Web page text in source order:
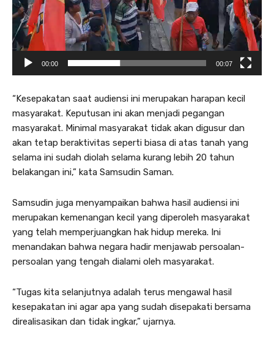
00:00 00:07
“Kesepakatan saat audiensi ini merupakan harapan kecil
masyarakat. Keputusan ini akan menjadi pegangan
masyarakat. Minimal masyarakat tidak akan digusur dan
akan tetap beraktivitas seperti biasa di atas tanah yang
selama ini sudah diolah selama kurang lebih 20 tahun
belakangan ini,” kata Samsudin Saman.
Samsudin juga menyampaikan bahwa hasil audiensi ini
merupakan kemenangan kecil yang diperoleh masyarakat
yang telah memperjuangkan hak hidup mereka. Ini
menandakan bahwa negara hadir menjawab persoalan-
persoalan yang tengah dialami oleh masyarakat.
“Tugas kita selanjutnya adalah terus mengawal hasil
kesepakatan ini agar apa yang sudah disepakati bersama
direalisasikan dan tidak ingkar,” ujarnya.